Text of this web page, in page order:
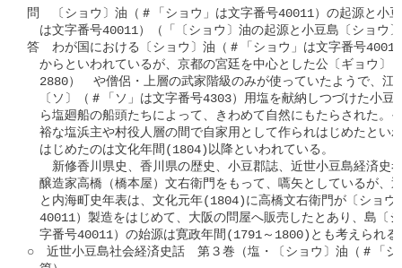
問　〔ショウ〕油（＃「ショウ」は文字番号40011）の起源と小
は文字番号40011）（「〔ショウ〕油の起源と小豆島〔ショウ
答　わが国における〔ショウ〕油（＃「ショウ」は文字番号
からといわれているが、京都の宮廷を中心とした公〔ギョウ〕
2880）　や僧侶・上層の武家階級のみが使っていたようで、江
〔ソ〕（＃「ソ」は文字番号4303）用塩を献納しつづけた小豆
ら塩廻船の船頭たちによって、きわめて自然にもたらされた。
裕な塩浜主や村役人層の間で自家用として作られはじめたとい
はじめたのは文化年間(1804)以降といわれている。
新修香川県史、香川県の歴史、小豆郡誌、近世小豆島経済史
醸造家高橋（橋本屋）文右衛門をもって、嚆矢としているが、
と内海町史年表は、文化元年(1804)に高橋文右衛門が〔ショウ
40011）製造をはじめて、大阪の問屋へ販売したとあり、島〔
字番号40011）の始源は寛政年間(1791～1800)とも考えられる
○　近世小豆島社会経済史話　第３巻（塩・〔ショウ〕油（＃「